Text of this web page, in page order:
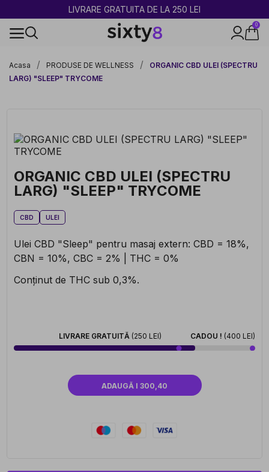
2 CUMPĂRATE = 1 CADOU
0
Acasa
PRODUSE DE WELLNESS
ORGANIC CBD ULEI (SPECTRU
LARG) "SLEEP" TRYCOME
ORGANIC CBD ULEI (SPECTRU
LARG) "SLEEP" TRYCOME
CBD ULEI
Ulei CBD "Sleep" pentru masaj extern: CBD = 18%,
CBN = 10%, CBC = 2% | THC = 0%
Conținut de THC sub 0,3%.
LIVRARE GRATUITĂ (250 LEI) CADOU ! (400 LEI)
ADAUGĂ I 300,40